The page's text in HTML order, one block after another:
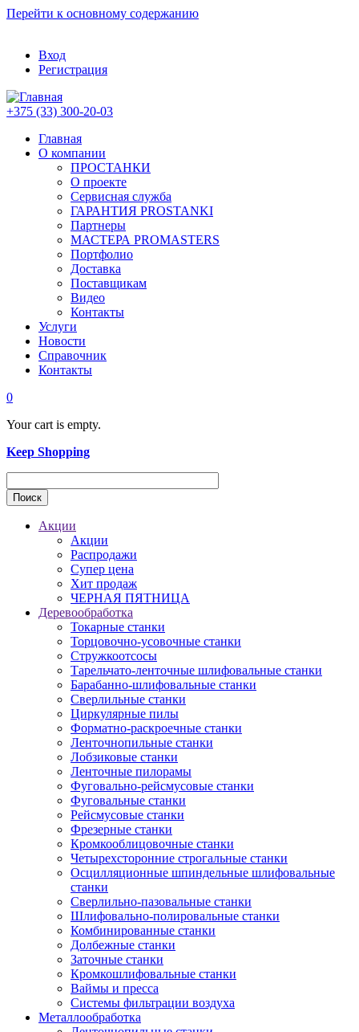
Перейти к основному содержанию
Вход
Регистрация
+375 (33) 300-20-03
Главная
О компании
ПРОСТАНКИ
О проекте
Сервисная служба
ГАРАНТИЯ PROSTANKI
Партнеры
МАСТЕРА PROMASTERS
Портфолио
Доставка
Поставщикам
Видео
Контакты
Услуги
Новости
Справочник
Контакты
0
Your cart is empty.
Keep Shopping
Акции
Акции
Распродажи
Супер цена
Хит продаж
ЧЕРНАЯ ПЯТНИЦА
Деревообработка
Токарные станки
Торцовочно-усовочные станки
Стружкоотсосы
Тарельчато-ленточные шлифовальные станки
Барабанно-шлифовальные станки
Сверлильные станки
Циркулярные пилы
Форматно-раскроечные станки
Ленточнопильные станки
Лобзиковые станки
Ленточные пилорамы
Фуговально-рейсмусовые станки
Фуговальные станки
Рейсмусовые станки
Фрезерные станки
Кромкооблицовочные станки
Четырехсторонние строгальные станки
Осцилляционные шпиндельные шлифовальные
станки
Сверлильно-пазовальные станки
Шлифовально-полировальные станки
Комбинированные станки
Долбежные станки
Заточные станки
Кромкошлифовальные станки
Ваймы и пресса
Системы фильтрации воздуха
Металлообработка